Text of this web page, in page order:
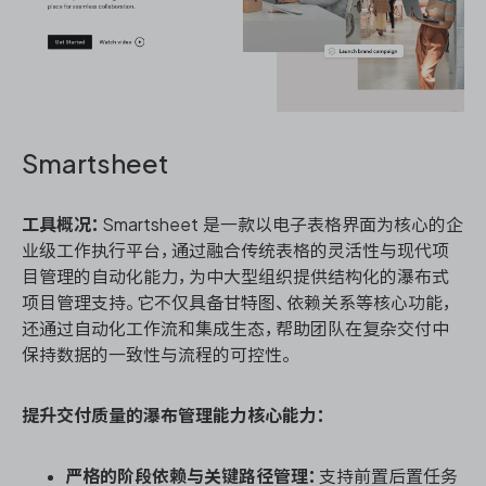
Smartsheet
工具概况： Smartsheet 是一款以电子表格界面为核心的企
业级工作执行平台，通过融合传统表格的灵活性与现代项
目管理的自动化能力，为中大型组织提供结构化的瀑布式
项目管理支持。它不仅具备甘特图、依赖关系等核心功能，
还通过自动化工作流和集成生态，帮助团队在复杂交付中
保持数据的一致性与流程的可控性。
提升交付质量的瀑布管理能力核心能力：
严格的阶段依赖与关键路径管理： 支持前置后置任务